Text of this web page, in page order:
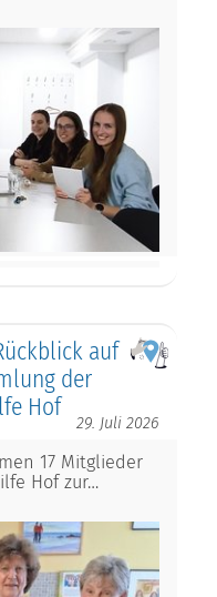
auf
der
Hof
29. Juli 2026
17 Mitglieder
Hof zur…